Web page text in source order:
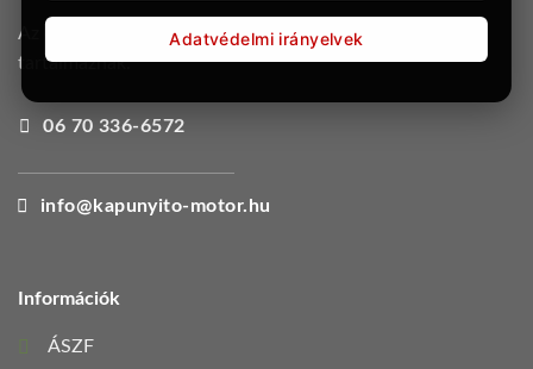
Az oldalon feltüntetett árak bruttó árak, 27% ÁFÁ-t
tartalmaznak.
06 70 336-6572
info@kapunyito-motor.hu
Információk
ÁSZF
Adatvédelmi irányelvek